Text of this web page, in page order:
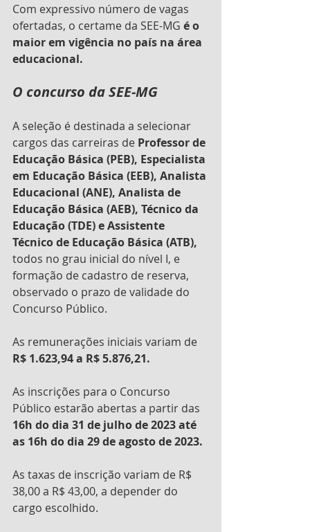
Com expressivo número de vagas
ofertadas, o certame da SEE-MG é o
maior em vigência no país na área
educacional.
O concurso da SEE-MG
A seleção é destinada a selecionar
cargos das carreiras de Professor de
Educação Básica (PEB), Especialista
em Educação Básica (EEB), Analista
Educacional (ANE), Analista de
Educação Básica (AEB), Técnico da
Educação (TDE) e Assistente
Técnico de Educação Básica (ATB),
todos no grau inicial do nível I, e
formação de cadastro de reserva,
observado o prazo de validade do
Concurso Público.
As remunerações iniciais variam de
R$ 1.623,94 a R$ 5.876,21.
As inscrições para o Concurso
Público estarão abertas a partir das
16h do dia 31 de julho de 2023 até
as 16h do dia 29 de agosto de 2023.
As taxas de inscrição variam de R$
38,00 a R$ 43,00, a depender do
cargo escolhido.